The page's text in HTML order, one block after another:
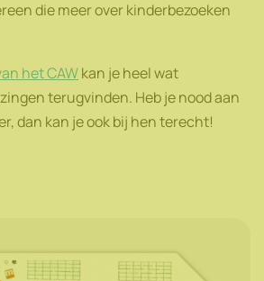
die meer over kinderbezoeken
het CAWkan je heel wat
terugvinden. Heb je nood aan
dan kan je ook bij hen terecht!